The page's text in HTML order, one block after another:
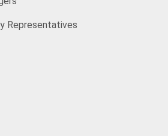
Representatives